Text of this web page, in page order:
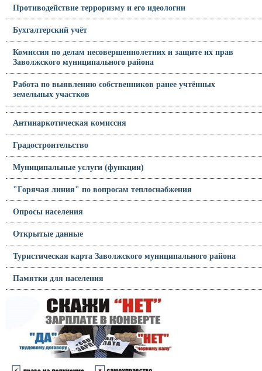
Противодействие терроризму и его идеологии
Бухгалтерский учёт
Комиссия по делам несовершеннолетних и защите их прав
Заволжского муниципального района
Работа по выявлению собственников ранее учтённых
земельных участков
Антинаркотическая комиссия
Градостроительство
Муниципальные услуги (функции)
"Горячая линия" по вопросам теплоснабжения
Опросы населения
Открытые данные
Туристическая карта Заволжского муниципального района
Памятки для населения